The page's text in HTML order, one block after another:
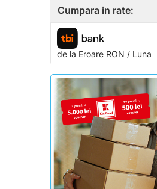
Cumpara in rate:
de la EroareRON / Luna